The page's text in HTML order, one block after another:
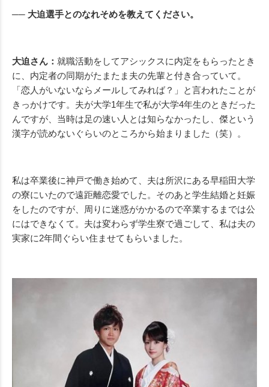
── 大迫選手とのなれそめを教えてください。
大迫さん： 就職活動をしてアシックスに内定をもらったとき
に、内定者の同期がたまたま夫の先輩と付き合っていて。
「恋人がいないならメールしてみれば？」と言われたことが
きっかけです。夫が大学1年生で私が大学4年生のときだった
んですが、当時は足の速い人とは知らなかったし、傑という
漢字が読めないぐらいのところから始まりました（笑）。
私は卒業後に神戸で働き始めて、夫は所沢にある早稲田大学
の寮にいたので遠距離恋愛でした。そのあと学生結婚と妊娠
をしたのですが、周りに迷惑がかかるので卒業するまでは公
にはできなくて。夫は変わらず学生寮で過ごして、私は夫の
実家に2年間ぐらい住ませてもらいました。